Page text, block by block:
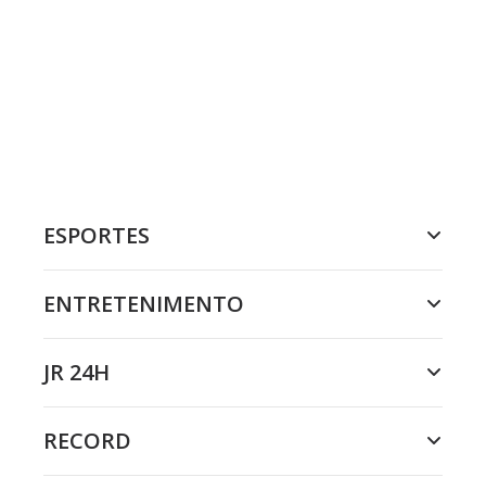
ESPORTES
ENTRETENIMENTO
JR 24H
RECORD